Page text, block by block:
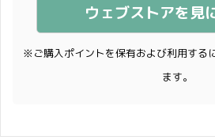
ウェブストアを見
※ご購入ポイントを保有および利用する
ます。